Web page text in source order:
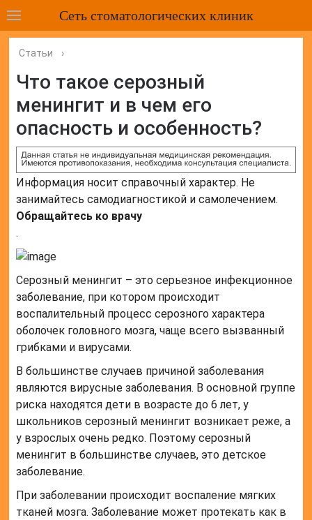
Сеть стоматологических клиник
Статьи ›
Что такое серозный
менингит и в чем его
опасность и особенность?
Информация носит справочный характер. Не
занимайтесь самодиагностикой и самолечением.
Обращайтесь ко врачу
.
Серозный менингит – это серьезное инфекционное
заболевание, при котором происходит
воспалительный процесс серозного характера
оболочек головного мозга, чаще всего вызванный
грибками и вирусами.
В большинстве случаев причиной заболевания
являются вирусные заболевания. В основной группе
риска находятся дети в возрасте до 6 лет, у
школьников серозный менингит возникает реже, а
у взрослых очень редко. Поэтому серозный
менингит в большинстве случаев, это детское
заболевание.
При заболевании происходит воспаление мягких
тканей мозга. Заболевание может протекать как в